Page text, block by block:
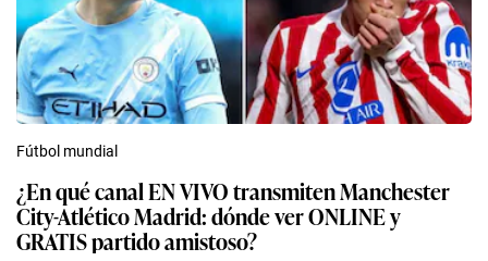
Fútbol mundial
¿En qué canal EN VIVO transmiten Manchester
City-Atlético Madrid: dónde ver ONLINE y
GRATIS partido amistoso?